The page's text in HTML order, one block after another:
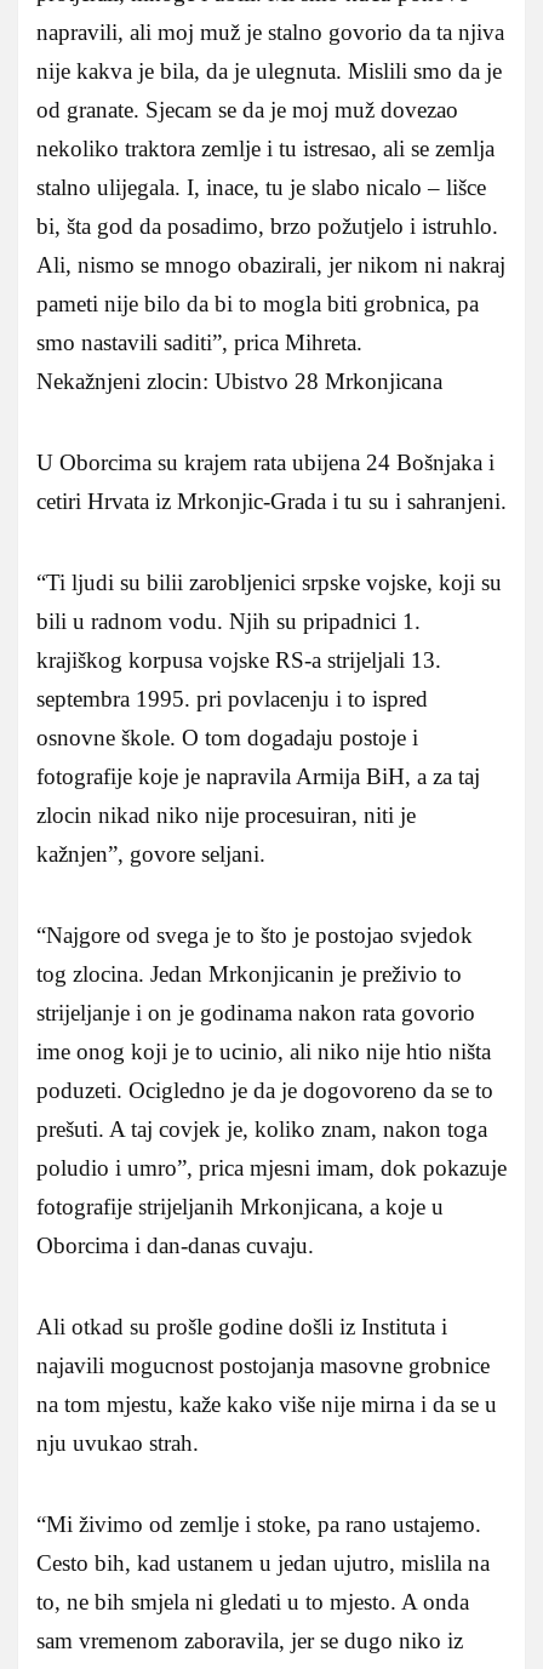
napravili, ali moj muž je stalno govorio da ta njiva
nije kakva je bila, da je ulegnuta. Mislili smo da je
od granate. Sjecam se da je moj muž dovezao
nekoliko traktora zemlje i tu istresao, ali se zemlja
stalno ulijegala. I, inace, tu je slabo nicalo – lišce
bi, šta god da posadimo, brzo požutjelo i istruhlo.
Ali, nismo se mnogo obazirali, jer nikom ni nakraj
pameti nije bilo da bi to mogla biti grobnica, pa
smo nastavili saditi”, prica Mihreta.
Nekažnjeni zlocin: Ubistvo 28 Mrkonjicana
U Oborcima su krajem rata ubijena 24 Bošnjaka i
cetiri Hrvata iz Mrkonjic-Grada i tu su i sahranjeni.
“Ti ljudi su bilii zarobljenici srpske vojske, koji su
bili u radnom vodu. Njih su pripadnici 1.
krajiškog korpusa vojske RS-a strijeljali 13.
septembra 1995. pri povlacenju i to ispred
osnovne škole. O tom dogadaju postoje i
fotografije koje je napravila Armija BiH, a za taj
zlocin nikad niko nije procesuiran, niti je
kažnjen”, govore seljani.
“Najgore od svega je to što je postojao svjedok
tog zlocina. Jedan Mrkonjicanin je preživio to
strijeljanje i on je godinama nakon rata govorio
ime onog koji je to ucinio, ali niko nije htio ništa
poduzeti. Ocigledno je da je dogovoreno da se to
prešuti. A taj covjek je, koliko znam, nakon toga
poludio i umro”, prica mjesni imam, dok pokazuje
fotografije strijeljanih Mrkonjicana, a koje u
Oborcima i dan-danas cuvaju.
Ali otkad su prošle godine došli iz Instituta i
najavili mogucnost postojanja masovne grobnice
na tom mjestu, kaže kako više nije mirna i da se u
nju uvukao strah.
“Mi živimo od zemlje i stoke, pa rano ustajemo.
Cesto bih, kad ustanem u jedan ujutro, mislila na
to, ne bih smjela ni gledati u to mjesto. A onda
sam vremenom zaboravila, jer se dugo niko iz